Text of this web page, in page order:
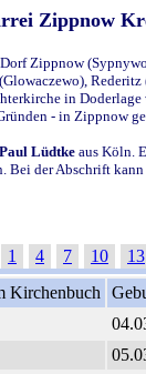
Zippnow
Zippnow
in Doderlage
- in Zippnow
Paul Lüdtke aus Köln.
der Abschrift
1 4 7 10 13
Kirchenbuch